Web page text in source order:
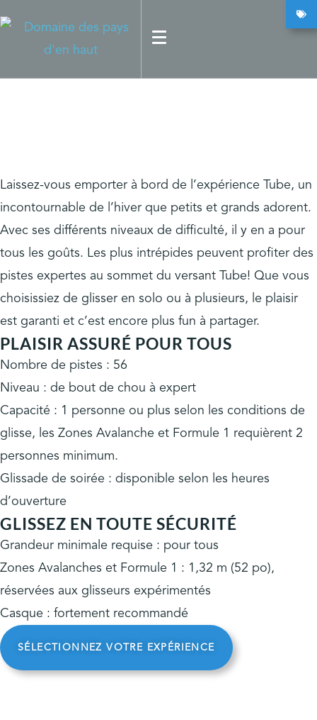
Laissez-vous emporter à bord de l’expérience Tube, un
incontournable de l’hiver que petits et grands adorent.
Avec ses différents niveaux de difficulté, il y en a pour
tous les goûts. Les plus intrépides peuvent profiter des
pistes expertes au sommet du versant Tube! Que vous
choisissiez de glisser en solo ou à plusieurs, le plaisir
est garanti et c’est encore plus fun à partager.
PLAISIR ASSURÉ POUR TOUS
Nombre de pistes : 56
Niveau : de bout de chou à expert
Capacité : 1 personne ou plus selon les conditions de
glisse, les Zones Avalanche et Formule 1 requièrent 2
personnes minimum.
Glissade de soirée : disponible selon les heures
d’ouverture
GLISSEZ EN TOUTE SÉCURITÉ
Grandeur minimale requise : pour tous
Zones Avalanches et Formule 1 : 1,32 m (52 po),
réservées aux glisseurs expérimentés
Casque : fortement recommandé
SÉLECTIONNEZ VOTRE EXPÉRIENCE